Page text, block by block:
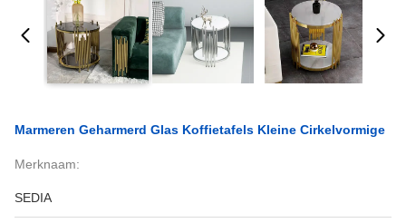
Marmeren Geharmerd Glas Koffietafels Kleine Cirkelvormige
Merknaam:
SEDIA